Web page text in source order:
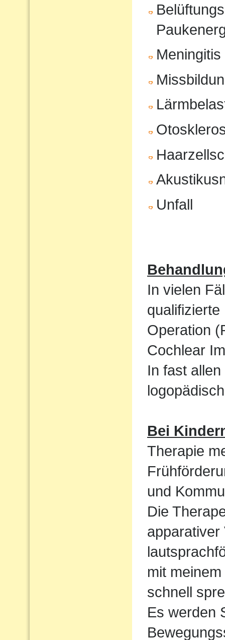
Meningitis
Unfall
In vielen
Operation
Cochlear
In fast
Bei
Therapie
und
Die
apparativer
mit
schnell
Es werden